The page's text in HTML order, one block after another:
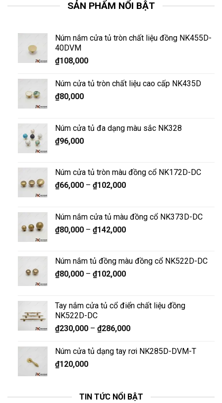
SẢN PHẨM NỔI BẬT
Núm nắm cửa tủ tròn chất liệu đồng NK455D-
40DVM
₫108,000
Núm cửa tủ tròn chất liệu cao cấp NK435D
₫80,000
Núm cửa tủ đa dạng màu sắc NK328
₫96,000
Núm cửa tủ tròn màu đồng cổ NK172D-DC
₫66,000– ₫102,000
Núm nắm cửa tủ màu đồng cổ NK373D-DC
₫80,000– ₫142,000
Núm nắm tủ đồng màu đồng cổ NK522D-DC
₫80,000– ₫102,000
Tay nắm cửa tủ cổ điển chất liệu đồng
NK522D-DC
₫230,000– ₫286,000
Núm cửa tủ dạng tay rơi NK285D-DVM-T
₫120,000
TIN TỨC NỔI BẬT